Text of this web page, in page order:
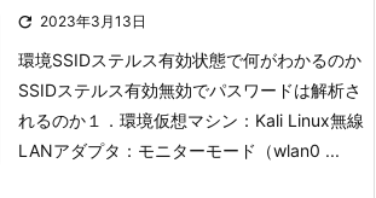
 2023年3月13日
環境SSIDステルス有効状態で何がわかるのか
SSIDステルス有効無効でパスワードは解析さ
れるのか１．環境仮想マシン：Kali Linux無線
LANアダプタ：モニターモード（wlan0 ...